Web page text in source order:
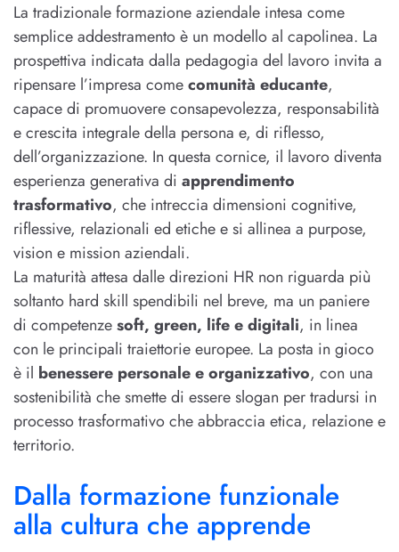
La tradizionale formazione aziendale intesa come
semplice addestramento è un modello al capolinea. La
prospettiva indicata dalla pedagogia del lavoro invita a
ripensare l’impresa comecomunità educante,
capace di promuovere consapevolezza, responsabilità
e crescita integrale della persona e, di riflesso,
dell’organizzazione. In questa cornice, il lavoro diventa
esperienza generativa di apprendimento
trasformativo, che intreccia dimensioni cognitive,
riflessive, relazionali ed etiche e si allinea a purpose,
vision e mission aziendali.
La maturità attesa dalle direzioni HR non riguarda più
soltanto hard skill spendibili nel breve, ma un paniere
di competenzesoft, green, life e digitali, in linea
con le principali traiettorie europee. La posta in gioco
è il benessere personale e organizzativo, con una
sostenibilità che smette di essere slogan per tradursi in
processo trasformativo che abbraccia etica, relazione e
territorio.
Dalla formazione funzionale
alla cultura che apprende